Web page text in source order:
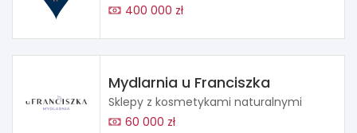
400 000 zł
Mydlarnia u Franciszka
Sklepy z kosmetykami naturalnymi
60 000 zł